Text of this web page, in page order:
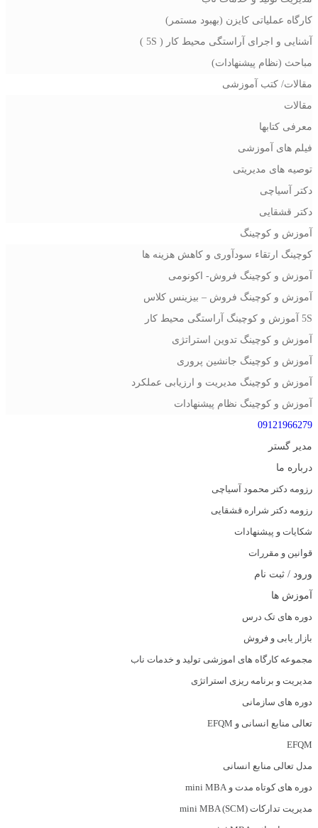
کارگاه عملیاتی کایزن (بهبود مستمر)
آشنایی و اجرای آراستگی محیط کار ( 5S )
مباحث (نظام پیشنهادات)
مقالات/ کتب آموزشی
مقالات
معرفی کتابها
فیلم های آموزشی
توصیه های مدیریتی
دکتر آسیاچی
دکتر قشقایی
آموزش و کوچینگ
کوچینگ ارتقاء سودآوری و کاهش هزینه ها
آموزش و کوچینگ فروش- اکونومی
آموزش و کوچینگ فروش – بیزینس کلاس
5S آموزش و کوچینگ آراستگی محیط کار
آموزش و کوچینگ تدوین استراتژی
آموزش و کوچینگ جانشین پروری
آموزش و کوچینگ مدیریت و ارزیابی عملکرد
آموزش و کوچینگ نظام پیشنهادات
09121966279
مدیر گستر
درباره ما
رزومه دکتر محمود آسیاچی
رزومه دکتر شراره قشقایی
شکایات و پیشنهادات
قوانین و مقررات
ورود / ثبت نام
آموزش ها
دوره های تک درس
بازار یابی و فروش
مجموعه کارگاه های اموزشی تولید و خدمات ناب
مدیریت و برنامه ریزی استراتژی
دوره های سازمانی
تعالی منابع انسانی و EFQM
EFQM
مدل تعالی منابع انسانی
دوره های کوتاه مدت و mini MBA
مدیریت تدارکات (mini MBA (SCM